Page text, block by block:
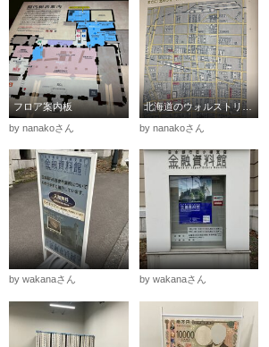
フロア案内板
by nanakoさん
北海道のウォルストリートと言われた昔の地図の掲示板
by nanakoさん
by wakanaさん by wakanaさん